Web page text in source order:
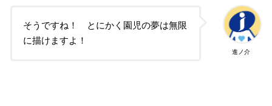
進ノ介
そうですね！ とにかく園児の夢は無限
に描けますよ！